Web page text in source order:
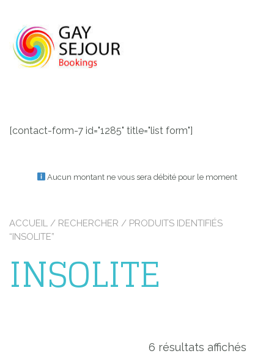
content
ACCUEIL / RECHERCHER / PRODUITS IDENTIFIÉS
“INSOLITE”
INSOLITE
6 résultats affichés
[contact-form-7 id="1285" title="list form"]
Aucun montant ne vous sera débité pour le moment